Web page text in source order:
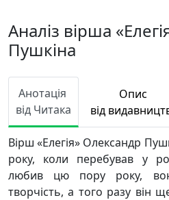
Аналіз вірша
Пушкіна
Анотація
від Читака
Опис
від
Вірш «Елегія» Олександр
року, коли перебував у
любив цю пору року,
творчість, а того разу він